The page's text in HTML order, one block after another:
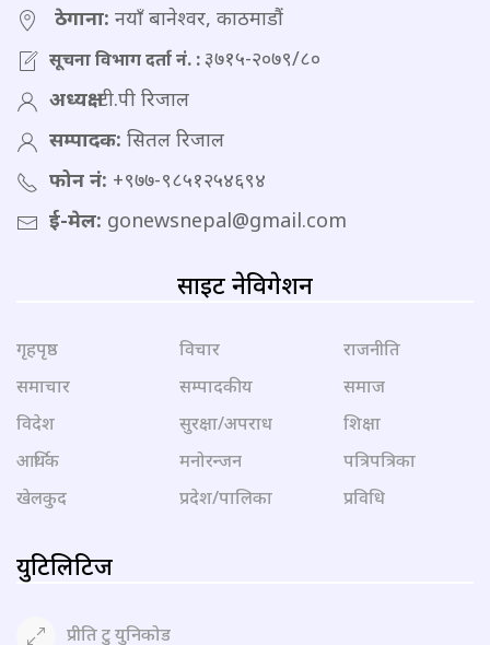
ठेगाना: नयाँ बानेश्वर, काठमाडौं
सूचना विभाग दर्ता नं. :३७१५-२०७९/८०
अध्यक्ष:टी.पी रिजाल
सम्पादक: सितल रिजाल
फोन नं: +९७७-९८५१२५४६९४
ई-मेल: gonewsnepal@gmail.com
साइट नेविगेशन
गृहपृष्ठ
समाचार
विदेश
आर्थिक
खेलकुद
विचार
सम्पादकीय
सुरक्षा/अपराध
मनोरन्जन
प्रदेश/पालिका
राजनीति
समाज
शिक्षा
पत्रिपत्रिका
प्रविधि
युटिलिटिज
प्रीति टु युनिकोड